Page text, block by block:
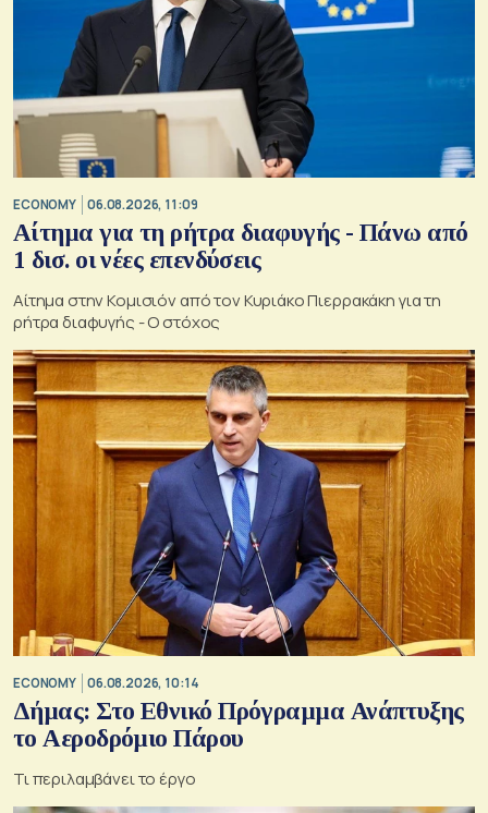
ECONOMY 06.08.2026, 11:09
Αίτημα για τη ρήτρα διαφυγής - Πάνω από
1 δισ. οι νέες επενδύσεις
Αίτημα στην Κομισιόν από τον Κυριάκο Πιερρακάκη για τη
ρήτρα διαφυγής - Ο στόχος
ECONOMY 06.08.2026, 10:14
Δήμας: Στο Εθνικό Πρόγραμμα Ανάπτυξης
το Αεροδρόμιο Πάρου
Τι περιλαμβάνει το έργο